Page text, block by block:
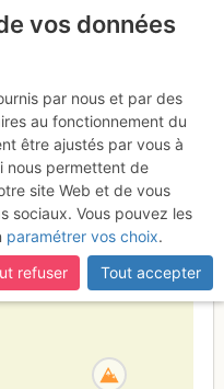
:
Sud Corse
vos données
par nous et par des
au fonctionnement du
être ajustés par vous à
nous permettent de
site Web et de vous
sociaux. Vous pouvez les
paramétrer vos choix.
refuser
Tout accepter